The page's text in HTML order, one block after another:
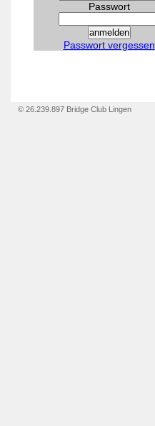
Passwort
Passwort vergessen
© 26.239.897 Bridge Club Lingen